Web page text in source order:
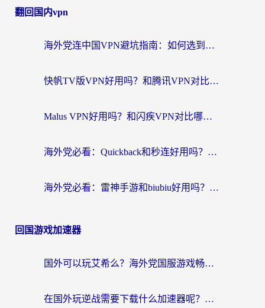
翻回国内vpn
海外党连中国VPN避坑指南：如何选到真正能无缝刷国内资源的加速器？
快帆TV版VPN好用吗？和腾讯VPN对比哪个回国效果更好？海外党必看的真实体验指南
Malus VPN好用吗？和闪疾VPN对比哪个回国效果更好？海外华人的实用避坑指南
海外党必看：Quickback和秒连好用吗？3步选对回国加速器，无缝刷国内资源
海外党必看：雷神手游和biubiu好用吗？3招选对回国加速器无缝刷国内资源
回国游戏加速器
国外可以玩艾希么？海外党国服游戏畅玩终极指南（附加速器选择秘籍）
在国外玩逆战需要下载什么加速器呢？海外党亲测有效的国服游戏加速指南